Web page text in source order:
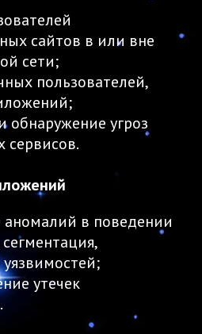
сайтов в или вне
сети;
пользователей,
обнаружение угроз
сервисов.
аномалий в поведении
утечек